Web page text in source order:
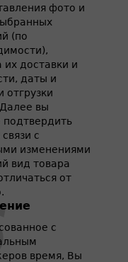
фото и
(по
их доставки и
даты и
отгрузки
вы
с
изменениями
вид товара
от
с
время, Вы